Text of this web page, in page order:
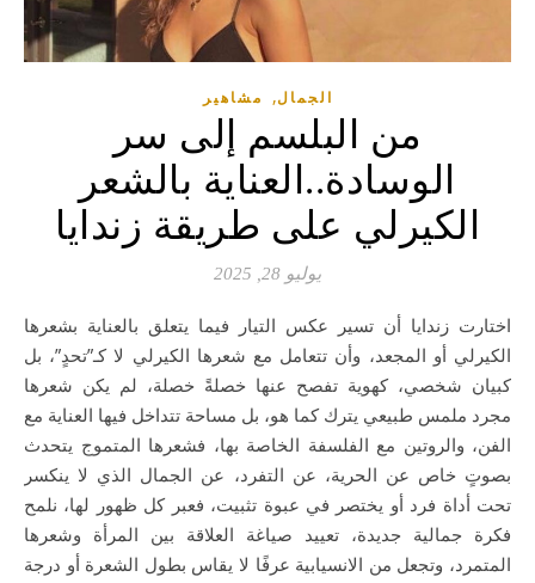
الجمال, مشاهير
من البلسم إلى سر
الوسادة..العناية بالشعر
الكيرلي على طريقة زندايا
يوليو 28, 2025
اختارت زندايا أن تسير عكس التيار فيما يتعلق بالعناية بشعرها
الكيرلي أو المجعد، وأن تتعامل مع شعرها الكيرلي لا كـ”تحدٍ”، بل
كبيان شخصي، كهوية تفصح عنها خصلةً خصلة، لم يكن شعرها
مجرد ملمس طبيعي يترك كما هو، بل مساحة تتداخل فيها العناية مع
الفن، والروتين مع الفلسفة الخاصة بها، فشعرها المتموج يتحدث
بصوتٍ خاص عن الحرية، عن التفرد، عن الجمال الذي لا ينكسر
تحت أداة فرد أو يختصر في عبوة تثبيت، فعبر كل ظهور لها، نلمح
فكرة جمالية جديدة، تعييد صياغة العلاقة بين المرأة وشعرها
المتمرد، وتجعل من الانسيابية عرفًا لا يقاس بطول الشعرة أو درجة